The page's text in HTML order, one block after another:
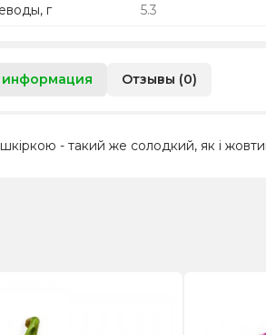
г
5.3
информация Отзывы (0)
- такий же солодкий, як і